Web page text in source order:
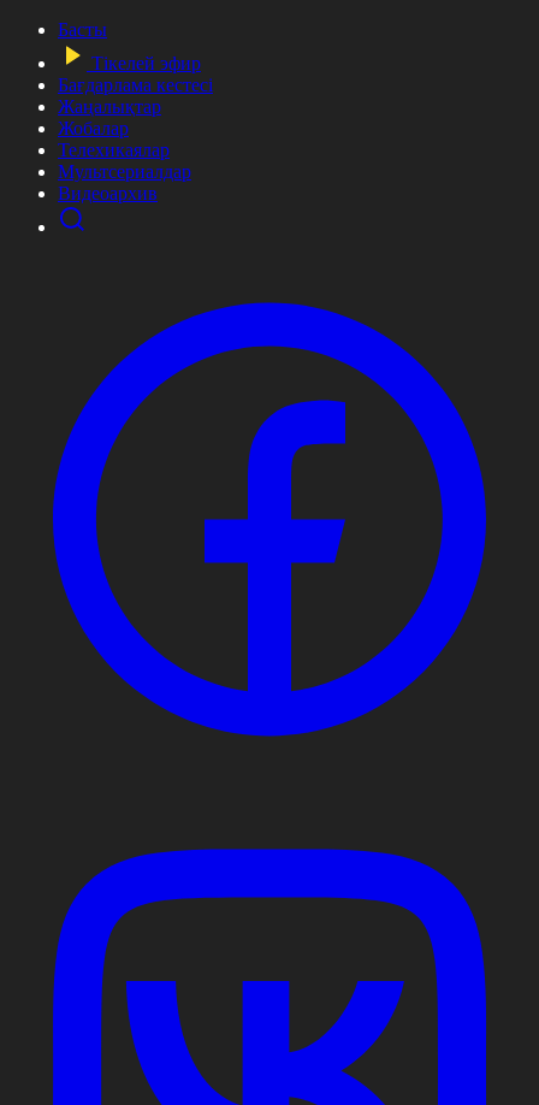
Басты
Тікелей эфир
Бағдарлама кестесі
Жаңалықтар
Жобалар
Телехикаялар
Мультсериалдар
Видеоархив